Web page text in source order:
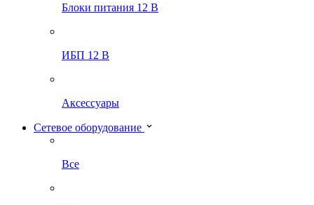
Блоки питания 12 В
ИБП 12 В
Аксессуары
Сетевое оборудование
Все